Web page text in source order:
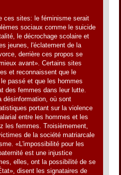
ces sites: le féminisme serait
sociaux comme le suicide
le décrochage scolaire et
jeunes, l'éclatement de la
derrière ces propos se
avant». Certains sites
et reconnaissent que le
passé et que les hommes
des femmes dans leur lutte.
désinformation, où sont
portant sur la violence
entre les hommes et les
les femmes. Troisièmement,
de la société matriarcale
«L'impossibilité pour les
est une injustice
elles, ont la possibilité de se
disent les signataires de